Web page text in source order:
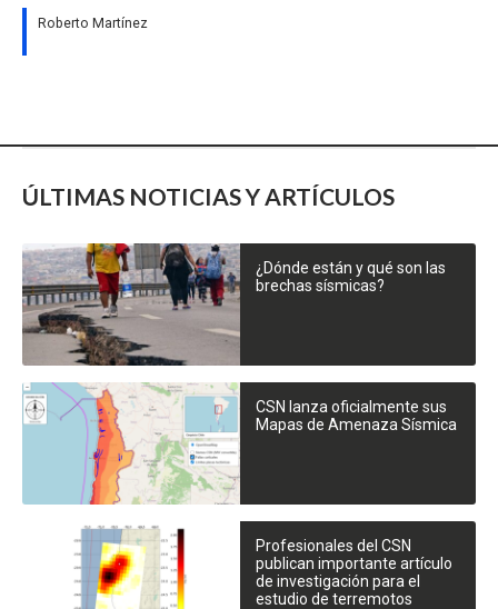
Roberto Martínez
ÚLTIMAS NOTICIAS Y ARTÍCULOS
¿Dónde están y qué son las
brechas sísmicas?
CSN lanza oficialmente sus
Mapas de Amenaza Sísmica
Profesionales del CSN
publican importante artículo
de investigación para el
estudio de terremotos